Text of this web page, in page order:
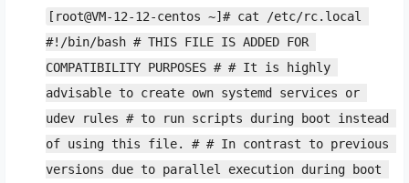
[root@VM-12-12-centos ~]# cat /etc/rc.local
#!/bin/bash # THIS FILE IS ADDED FOR
COMPATIBILITY PURPOSES # # It is highly
advisable to create own systemd services or
udev rules # to run scripts during boot instead
of using this file. # # In contrast to previous
versions due to parallel execution during boot